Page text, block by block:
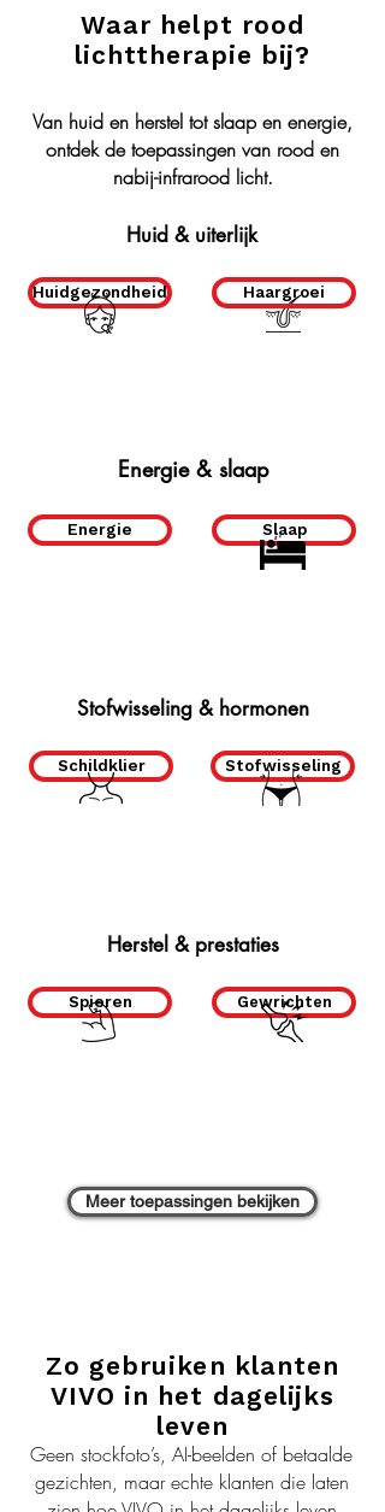
Waar helpt rood
lichttherapie bij?
Van huid en herstel tot slaap en energie,
ontdek de toepassingen van rood en
nabij-infrarood licht.
Huid & uiterlijk
Huidgezondheid Haargroei
Energie & slaap
Energie Slaap
Stofwisseling & hormonen
Schildklier Stofwisseling
Herstel & prestaties
Spieren Gewrichten
Meer toepassingen bekijken
Zo gebruiken klanten
VIVO in het dagelijks
leven
Geen stockfoto’s, AI-beelden of betaalde
gezichten, maar echte klanten die laten